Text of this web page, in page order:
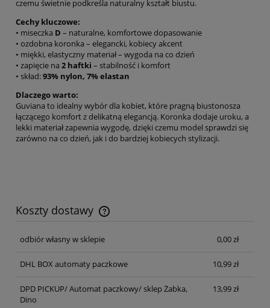
czemu świetnie podkreśla naturalny kształt biustu.
Cechy kluczowe:
• miseczka D – naturalne, komfortowe dopasowanie
• ozdobna koronka – elegancki, kobiecy akcent
• miękki, elastyczny materiał – wygoda na co dzień
• zapięcie na 2 haftki – stabilność i komfort
• skład:93% nylon, 7% elastan
Dlaczego warto:
Guviana to idealny wybór dla kobiet, które pragną biustonosza
łączącego komfort z delikatną elegancją. Koronka dodaje uroku, a
lekki materiał zapewnia wygodę, dzięki czemu model sprawdzi się
zarówno na co dzień, jak i do bardziej kobiecych stylizacji.
Koszty dostawy
Cena nie zawiera ewentualnych kosztów płatności
odbiór własny w sklepie
0,00 zł
DHL BOX automaty paczkowe 10,99 zł
DPD PICKUP/ Automat paczkowy/ sklep Żabka,
Dino
13,99 zł